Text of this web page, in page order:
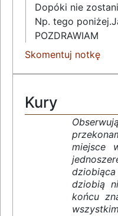
Dopóki nie
Np. tego
POZDRAWIAM
Skomentuj notkę
Kury
miejsce
dziobią
końcu
wszystkim